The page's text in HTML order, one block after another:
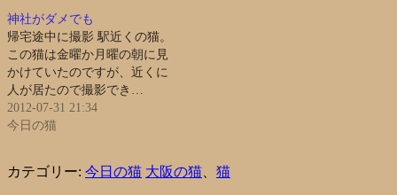
神社がダメでも
帰宅途中に撮影 駅近くの猫。
この猫は金曜か月曜の朝に見
かけていたのですが、近くに
人が居たので撮影でき…
2012-07-31 21:34
今日の猫
カテゴリー: 今日の猫 大阪の猫 猫